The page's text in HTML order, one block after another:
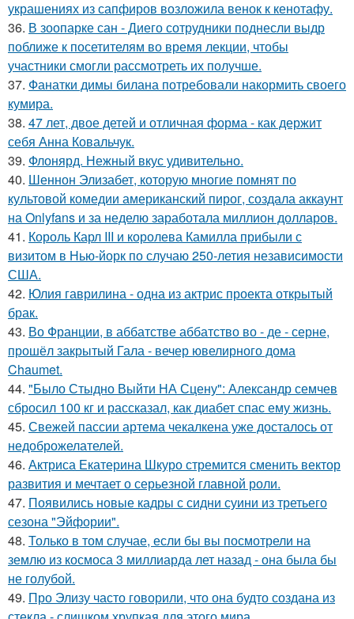
украшениях из сапфиров возложила венок к кенотафу.
36. В зоопарке сан - Диего сотрудники поднесли выдр
поближе к посетителям во время лекции, чтобы
участники смогли рассмотреть их получше.
37. Фанатки димы билана потребовали накормить своего
кумира.
38. 47 лет, двое детей и отличная форма - как держит
себя Анна Ковальчук.
39. Флонярд. Нежный вкус удивительно.
40. Шеннон Элизабет, которую многие помнят по
культовой комедии американский пирог, создала аккаунт
на Onlyfans и за неделю заработала миллион долларов.
41. Король Карл III и королева Камилла прибыли с
визитом в Нью-йорк по случаю 250-летия независимости
США.
42. Юлия гаврилина - одна из актрис проекта открытый
брак.
43. Во Франции, в аббатстве аббатство во - де - серне,
прошёл закрытый Гала - вечер ювелирного дома
Chaumet.
44. "Было Стыдно Выйти НА Сцену": Александр семчев
сбросил 100 кг и рассказал, как диабет спас ему жизнь.
45. Свежей пассии артема чекалкена уже досталось от
недоброжелателей.
46. Актриса Екатерина Шкуро стремится сменить вектор
развития и мечтает о серьезной главной роли.
47. Появились новые кадры с сидни суини из третьего
сезона "Эйфории".
48. Только в том случае, если бы вы посмотрели на
землю из космоса 3 миллиарда лет назад - она была бы
не голубой.
49. Про Элизу часто говорили, что она будто создана из